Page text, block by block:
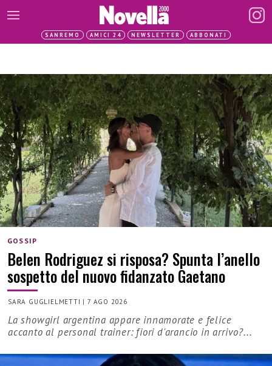
SANREMO AMICI 24 NEWSLETTER ABBONATI
GOSSIP
Belen Rodriguez si risposa? Spunta l’anello
sospetto del nuovo fidanzato Gaetano
SARA GUGLIELMETTI |7 AGO 2026
La showgirl argentina appare innamorate e felice
accanto al personal trainer: fiori d'arancio in arrivo?...